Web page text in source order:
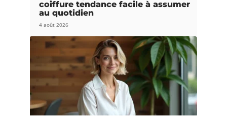
coiffure tendance facile à assumer
au quotidien
4 août 2026